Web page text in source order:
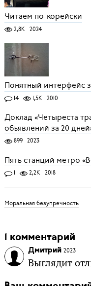
Читаем по-корейски
2,8K 2024
Понятный интерфейс
14 1,5K 2010
Доклад «Четыреста
объявлений за 20
899 2023
Пять станций метро
1 2,2K 2018
Моральная безупречность
1 комментарий
Дмитрий 2023
Выглядит